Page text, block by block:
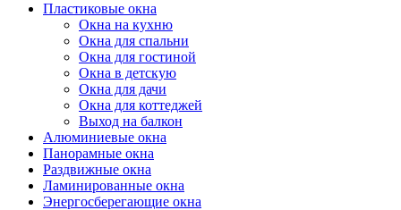
Пластиковые окна
Окна на кухню
Окна для спальни
Окна для гостиной
Окна в детскую
Окна для дачи
Окна для коттеджей
Выход на балкон
Алюминиевые окна
Панорамные окна
Раздвижные окна
Ламинированные окна
Энергосберегающие окна